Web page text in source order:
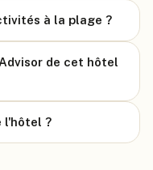
à la plage ?
de cet hôtel
l'hôtel ?